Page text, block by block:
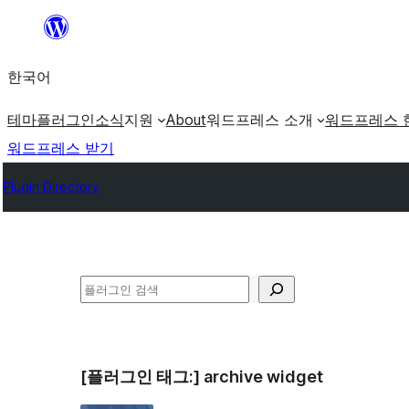
츠
로
로
가
한국어
테마플러그인소식지원 About워드프레스 소개 워드프레스
워드프레스 받기
Plugin Directory
검
[플러그인 태그:] archive widget